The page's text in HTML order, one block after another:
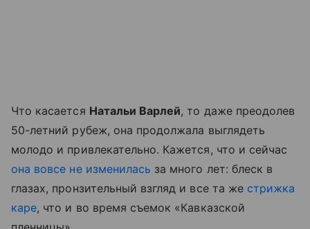
Что касается Натальи Варлей, то даже преодолев
50-летний рубеж, она продолжала выглядеть
молодо и привлекательно. Кажется, что и сейчас
она вовсе не изменилась за много лет: блеск в
глазах, пронзительный взгляд и все та же стрижка
каре, что и во время съемок «Кавказской